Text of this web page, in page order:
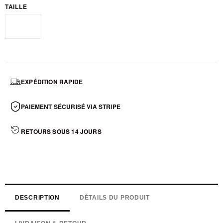
TAILLE
EXPÉDITION RAPIDE
PAIEMENT SÉCURISÉ VIA STRIPE
RETOURS SOUS 14 JOURS
DESCRIPTION DÉTAILS DU PRODUIT